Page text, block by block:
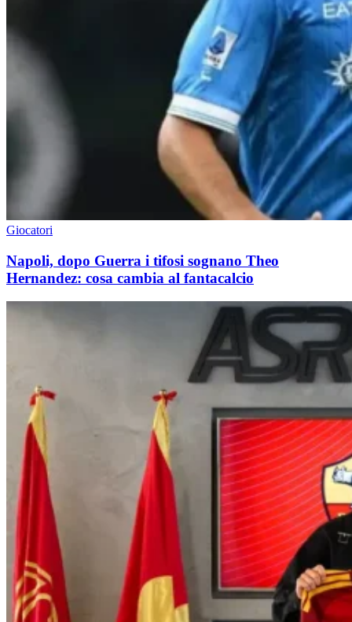
Giocatori
Napoli, dopo Guerra i tifosi sognano Theo
Hernandez: cosa cambia al fantacalcio